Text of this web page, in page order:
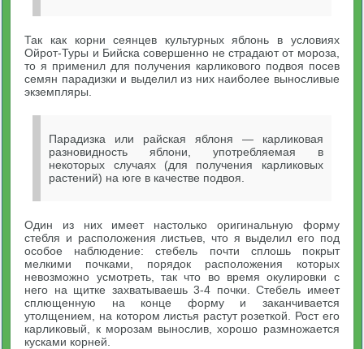
Так как корни сеянцев культурных яблонь в условиях
Ойрот-Туры и Бийска совершенно не страдают от мороза,
то я применил для получения карликового подвоя посев
семян парадизки и выделил из них наиболее выносливые
экземпляры.
Парадизка или райская яблоня — карликовая
разновидность яблони, употребляемая в
некоторых случаях (для получения карликовых
растений) на юге в качестве подвоя.
Один из них имеет настолько оригинальную форму
стебля и расположения листьев, что я выделил его под
особое наблюдение: стебель почти сплошь покрыт
мелкими почками, порядок расположения которых
невозможно усмотреть, так что во время окулировки с
него на щитке захватываешь 3-4 почки. Стебель имеет
сплющенную на конце форму и заканчивается
утолщением, на котором листья растут розеткой. Рост его
карликовый, к морозам вынослив, хорошо размножается
кусками корней.